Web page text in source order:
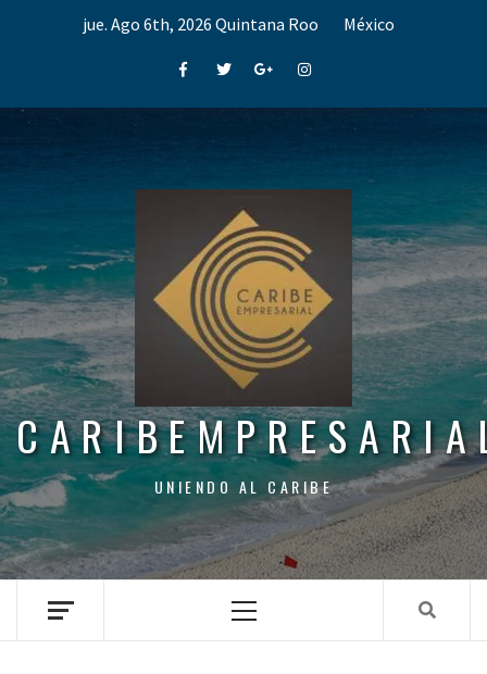
jue. Ago 6th, 2026 Quintana Roo México
FacebookTwitterGoogle+Instagram
UNIENDO AL CARIBE
Menu